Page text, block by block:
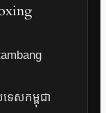
េសកម្ពុជា